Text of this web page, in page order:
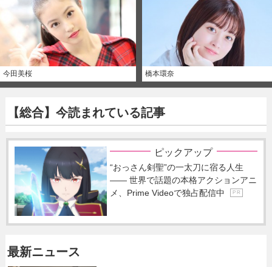
今田美桜 橋本環奈
【総合】今読まれている記事
ピックアップ
“おっさん剣聖”の一太刀に宿る人生
―― 世界で話題の本格アクションアニ
メ、Prime Videoで独占配信中
P R
最新ニュース